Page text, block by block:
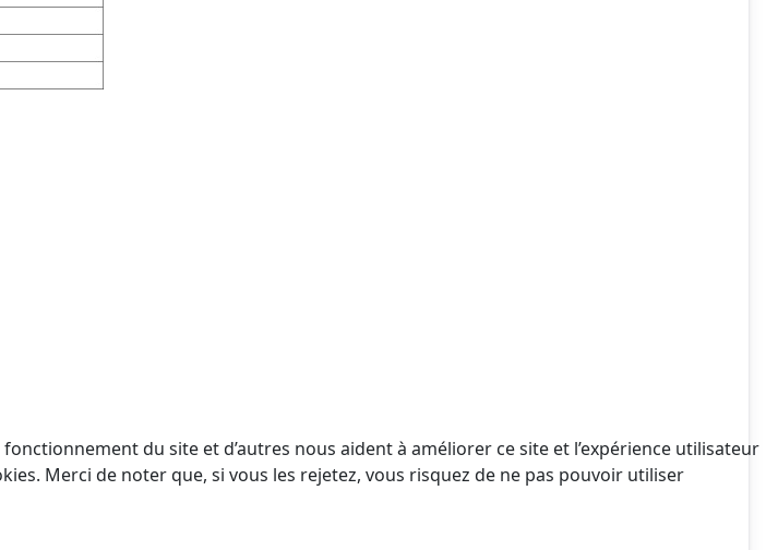
du site et d’autres nous aident à améliorer ce site et l’expérience utilisateur
Merci de noter que, si vous les rejetez, vous risquez de ne pas pouvoir utiliser